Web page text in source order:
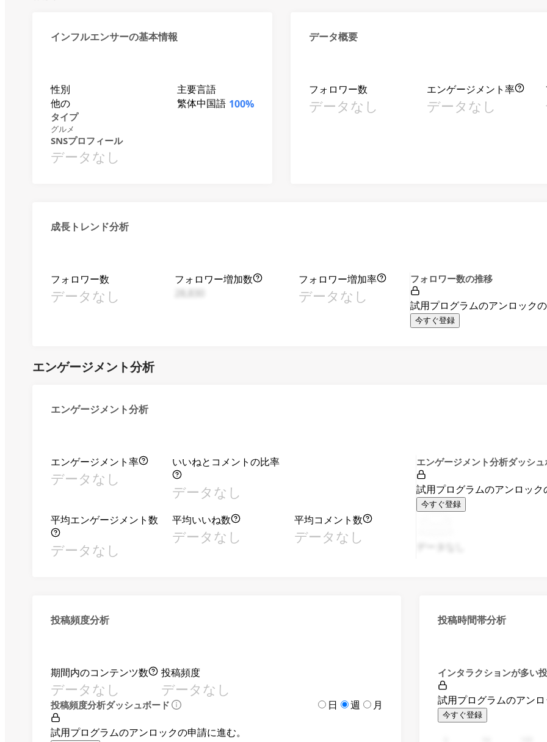
インフルエンサーの基本情報
性別
他の
主要言語
繁体中国語 100%
タイプ
グルメ
SNSプロフィール
データなし
データ概要
フォロワー数
データなし
エンゲージメント率
データなし
成長トレンド分析
フォロワー数
データなし
フォロワー増加数
フォロワー増加率
データなし
フォロワー数の推移
試用プログラムのアンロックの
今すぐ登録
エンゲージメント分析
エンゲージメント分析
エンゲージメント率
データなし
いいねとコメントの比率
データなし
平均エンゲージメント数
データなし
平均いいね数
データなし
平均コメント数
データなし
エンゲージメント分析ダッシュ
試用プログラムのアンロック
今すぐ登録
投稿頻度分析
期間内のコンテンツ数
データなし
投稿頻度
データなし
投稿頻度分析ダッシュボード 日 週 月
試用プログラムのアンロックの申請に進む。
投稿時間帯分析
インタラクションが多い
試用プログラムのアンロ
今すぐ登録